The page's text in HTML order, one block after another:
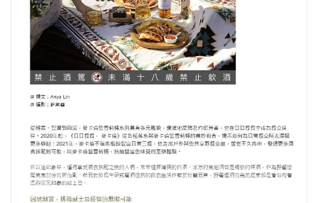
訂閱電子報